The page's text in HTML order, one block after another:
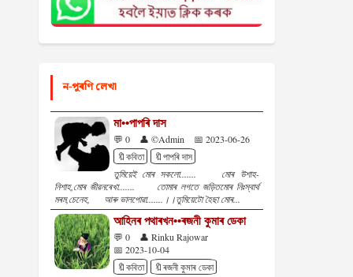
ন-পুৰণি লেখা
মা••পাপৰি দাস
💬 0 👤 ©Admin
📅 2023-06-26
🔖কবিতা
🔖পাপৰি দাস
তুমিয়েই মোৰ সকলো....... মোৰ উশাহ-
নিশাহ,মোৰ জীৱনৰেখা....... তোমাৰ লগতে জড়িতমোৰ নিঃস্বাৰ্থ
মৰম,চেনেহ, আৰু ভালপোৱা.......।।তুমিয়েটো হৈছা মোৰ...
আহিনৰ পথাৰখন••ৰজনী কুমাৰ ডেকা
💬 0
👤 Rinku Rajowar
📅 2023-10-04
🔖কবিতা
🔖ৰজনী কুমাৰ ডেকা